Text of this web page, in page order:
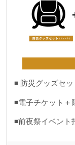
◾️ 防災グッズセ
◾️電子チケット
◾️前夜祭イベント